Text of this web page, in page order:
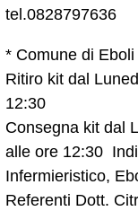
tel.0828797636
* Comune di
Ritiro kit dal
12:30
Consegna kit dal
alle ore 12:30
Infermieristico,
Referenti Dott.